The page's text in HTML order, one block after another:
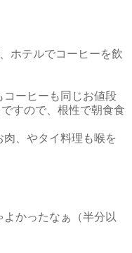
ホテルでコーヒーを飲
ーヒーも同じお値段
すので、根性で朝食食
、やタイ料理も喉を
かったなぁ（半分以